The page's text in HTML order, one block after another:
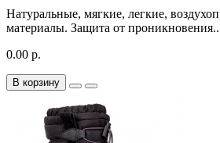
Натуральные, мягкие, легкие,
материалы. Защита от проникновения..
0.00 р.
В корзину